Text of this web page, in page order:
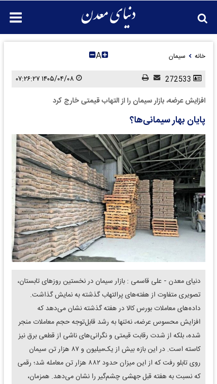
خانه سیمان A
افزایش عرضه، بازار سیمان را از التهاب قیمتی خارج کرد
پایان بهار سیمانی‌ها؟
دنیای معدن - علی قاسمی : بازار سیمان در نخستین روزهای تابستان،
تصویری متفاوت از هفته‌های پرالتهاب گذشته به نمایش گذاشت.
داده‌های معاملات بورس کالا در هفته گذشته نشان می‌دهد که
افزایش محسوس عرضه، نه‌تنها به رشد قابل‌توجه حجم معاملات منجر
شده، بلکه از شدت رقابت قیمتی و نگرانی‌های ناشی از قطعی برق نیز
کاسته است. در این بازه بیش از یک‌میلیون و ۸۷ هزار تن سیمان
روی تابلو رفت که از این میزان حدود ۸۸۲ هزار تن معامله شد؛ رقمی
که نسبت به هفته قبل جهشی چشم‌گیر را نشان می‌دهد. همزمان،